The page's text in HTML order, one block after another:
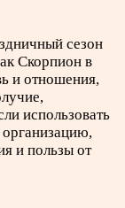
сезон
Скорпион в
и отношения,
использовать
и пользы от